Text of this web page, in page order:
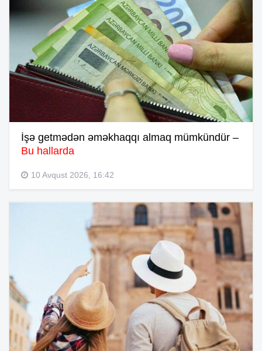
İşə getmədən əməkhaqqı almaq mümkündür –
Bu hallarda
10 Avqust 2026, 16:42